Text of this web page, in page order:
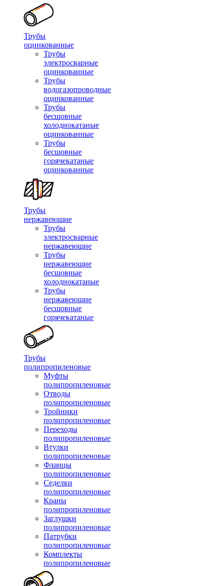
Трубы
оцинкованные
Трубы
электросварные
оцинкованные
Трубы
водогазопроводные
оцинкованные
Трубы
бесшовные
холоднокатаные
оцинкованные
Трубы
бесшовные
горячекатаные
оцинкованные
Трубы
нержавеющие
Трубы
электросварные
нержавеющие
Трубы
нержавеющие
бесшовные
холоднокатаные
Трубы
нержавеющие
бесшовные
горячекатаные
Трубы
полипропиленовые
Муфты
полипропиленовые
Отводы
полипропиленовые
Тройники
полипропиленовые
Переходы
полипропиленовые
Втулки
полипропиленовые
Фланцы
полипропиленовые
Седелки
полипропиленовые
Краны
полипропиленовые
Заглушки
полипропиленовые
Патрубки
полипропиленовые
Комплекты
полипропиленовые